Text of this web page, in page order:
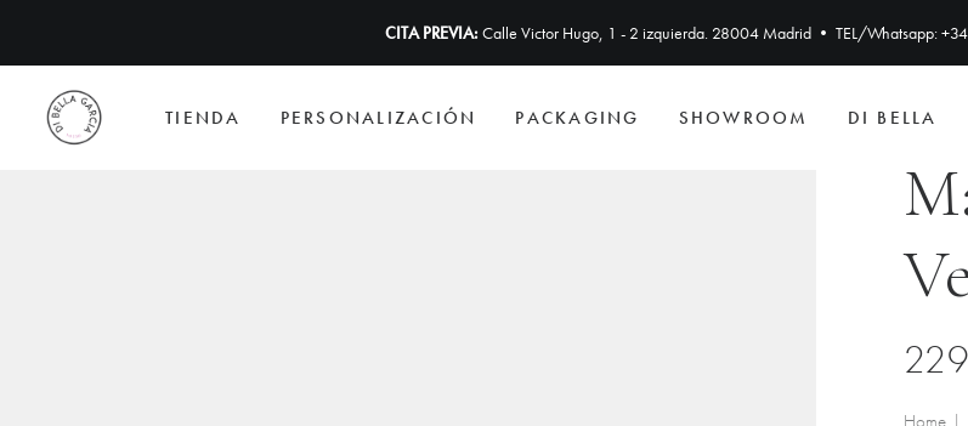
CITA PREVIA:Calle Victor Hugo, 1 - 2 izquierda. 28004 Madrid • TEL/Whatsapp:
TIENDA PERSONALIZACIÓN PACKAGING SHOWROOM DI BELLA
Home